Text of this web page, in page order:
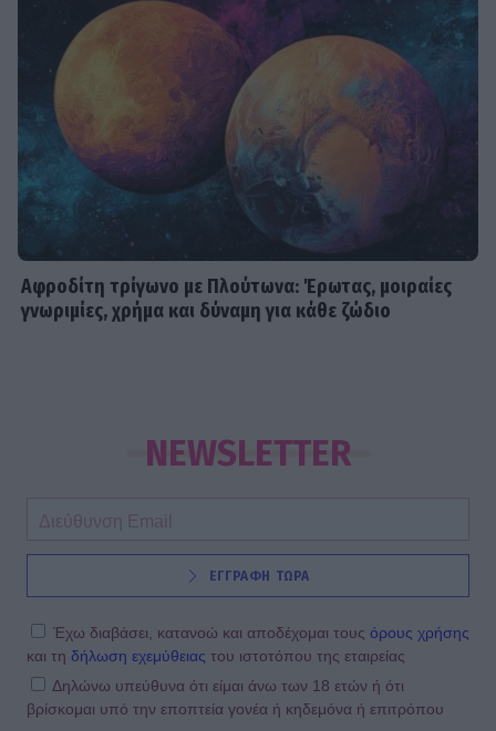
Αφροδίτη τρίγωνο με Πλούτωνα: Έρωτας, μοιραίες
γνωριμίες, χρήμα και δύναμη για κάθε ζώδιο
NEWSLETTER
ΕΓΓΡΑΦΗ ΤΩΡΑ
Έχω διαβάσει, κατανοώ και αποδέχομαι τους όρους χρήσης
και τη δήλωση εχεμύθειας του ιστοτόπου της εταιρείας
Δηλώνω υπεύθυνα ότι είμαι άνω των 18 ετών ή ότι
βρίσκομαι υπό την εποπτεία γονέα ή κηδεμόνα ή επιτρόπου